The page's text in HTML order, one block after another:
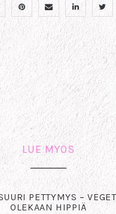
LUE MYÖS
PETTYMYS –
OLEKAAN HIPPIÄ